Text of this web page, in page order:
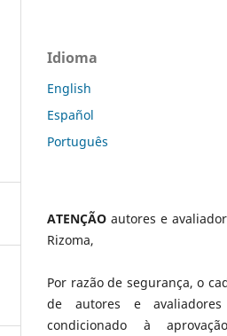
Idioma
English
Español
Português
ATENÇÃO autores e
Rizoma,
Por razão de segurança, o
de autores e
condicionado à